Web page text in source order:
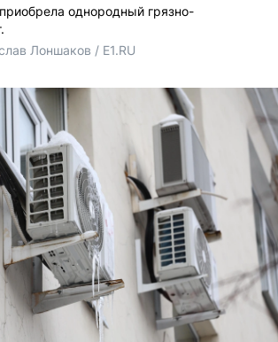
однородный грязно-
Лоншаков / E1.RU